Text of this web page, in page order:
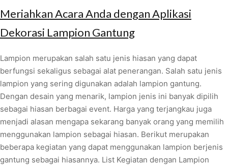
Meriahkan Acara Anda dengan Aplikasi
Dekorasi Lampion Gantung
Lampion merupakan salah satu jenis hiasan yang dapat
berfungsi sekaligus sebagai alat penerangan. Salah satu jenis
lampion yang sering digunakan adalah lampion gantung.
Dengan desain yang menarik, lampion jenis ini banyak dipilih
sebagai hiasan berbagai event. Harga yang terjangkau juga
menjadi alasan mengapa sekarang banyak orang yang memilih
menggunakan lampion sebagai hiasan. Berikut merupakan
beberapa kegiatan yang dapat menggunakan lampion berjenis
gantung sebagai hiasannya. List Kegiatan dengan Lampion